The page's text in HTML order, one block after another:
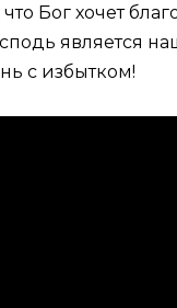
Бог хочет
является
с избытком!